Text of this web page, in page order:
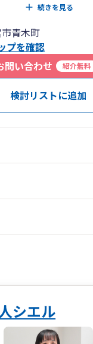
まいりました。
した顧問先は法人・
ぼり、業種も製造業
、小売、医療機関
・所得税・消費税
ートはもちろん、
価評価、融資相談
大学院に進学し、
。学術的知見と現
り深いご提案を行
ソフトは弥生会計、
ォワード、TKC、
ラウド型会計ソフ
」「説明がわかりや
と言っていただけ
続きを見る
青木町
プを確認
問い合わせ
紹介無料
検討リストに追加
シエル